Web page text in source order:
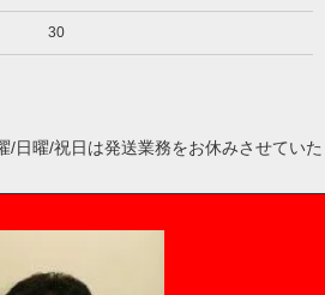
30
/日曜/祝日は発送業務をお休みさせていた